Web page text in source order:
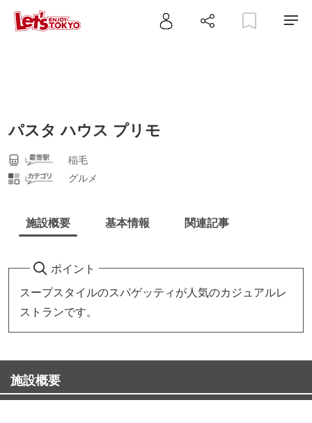
パスタ ハウス プリモ
稲毛
グルメ
施設概要 基本情報 関連記事
ポイント
スープスタイルのスパゲッティが人気のカジュアルレ
ストランです。
施設概要